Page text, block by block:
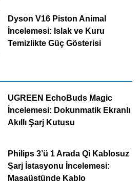
Dyson V16 Piston Animal
İncelemesi: Islak ve Kuru
Temizlikte Güç Gösterisi
UGREEN EchoBuds Magic
İncelemesi: Dokunmatik Ekranlı
Akıllı Şarj Kutusu
Philips 3’ü 1 Arada Qi Kablosuz
Şarj İstasyonu İncelemesi:
Masaüstünde Kablo